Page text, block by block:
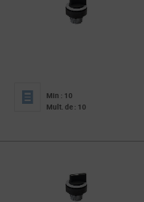
Min : 10
Mult. de : 10